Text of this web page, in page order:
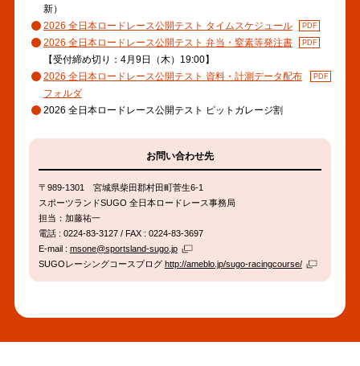
新）
2026 全日本ロードレース公開テスト タイムスケジュール
2026 全日本ロードレース公開テスト 弁当・窒素等発注書
【受付締め切り：4月9日（木）19:00】
2026 全日本ロードレース公開テスト 資料・計測データ配布
フォルダ
2026 全日本ロードレース公開テスト ピットガレージ割
お問い合わせ先
〒989-1301 宮城県柴田郡村田町菅生6-1
スポーツランドSUGO 全日本ロードレース事務局
担当：加藤祐一
電話 : 0224-83-3127 / FAX : 0224-83-3697
E-mail : msone@sportsland-sugo.jp
SUGOレーシングコースブログ http://ameblo.jp/sugo-racingcourse/